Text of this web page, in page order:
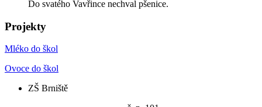
Do svatého Vavřince nechval pšenice.
Projekty
Mléko do škol
Ovoce do škol
ZŠ Brniště